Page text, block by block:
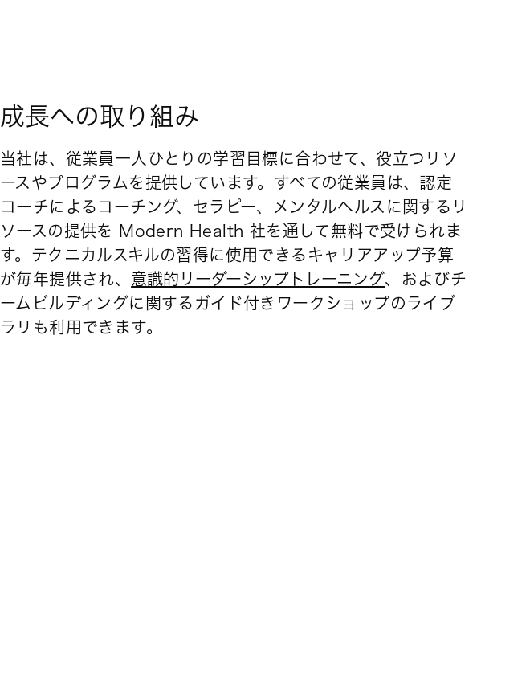
成長への取り組み
当社は、従業員一人ひとりの学習目標に合わせて、役立つリソ
ースやプログラムを提供しています。すべての従業員は、認定
コーチによるコーチング、セラピー、メンタルヘルスに関するリ
ソースの提供を Modern Health 社を通して無料で受けられま
す。テクニカルスキルの習得に使用できるキャリアアップ予算
が毎年提供され、 意識的リーダーシップトレーニング、およびチ
ームビルディングに関するガイド付きワークショップのライブ
ラリも利用できます。